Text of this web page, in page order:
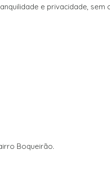
e privacidade, sem
Boqueirão.